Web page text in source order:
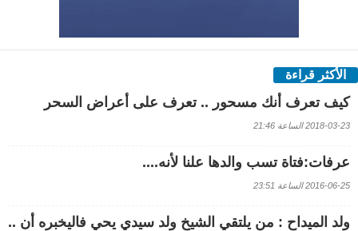
الأكثر قراءة
كيف تعرف أنك مسحور .. تعرف على أعراض السحر
2018-03-23 الساعة 21:46
عرفات:فتاة تسب والدها علنا لأنه....
2016-06-25 الساعة 23:51
ولد الميداح : من يلتقي الشيخ ولد سيدي يحي فاليخبره أن ..